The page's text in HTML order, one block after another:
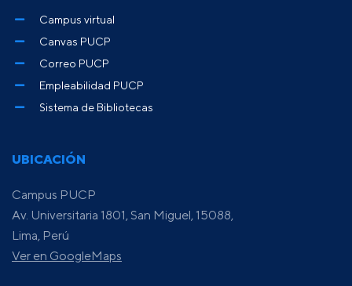
UBICACIÓN
Campus PUCP
Av. Universitaria 1801, San Miguel, 15088,
Lima, Perú
Ver en GoogleMaps
Campus virtual
Canvas PUCP
Correo PUCP
Empleabilidad PUCP
Sistema de Bibliotecas